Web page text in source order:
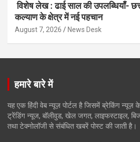
विशेष लेख : ढाई साल की उपलब्धियाँ-
कल्याण के क्षेत्र में नई पहचान
August 7, 2026 News Desk
हमारे बारे में
यह एक हिंदी वेब न्यूज़ पोर्टल है जिसमें ब्रेकिंग न्यूज़
ट्रेंडिंग न्यूज, बॉलीवुड, खेल जगत, लाइफस्टाइल,
तथा टेक्नोलॉजी से संबंधित खबरें पोस्ट की जाती है।